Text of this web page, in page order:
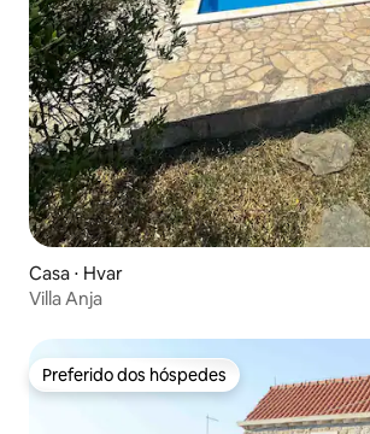
Casa ⋅ Hvar
Villa Anja
Preferido dos hóspedes
Preferido dos hóspedes